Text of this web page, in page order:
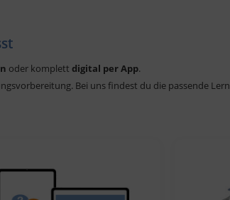
oder komplett digital per App.
Bei uns findest du die passende